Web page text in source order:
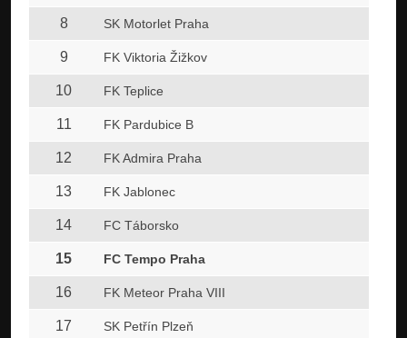
8 SK Motorlet Praha
9 FK Viktoria Žižkov
10 FK Teplice
11 FK Pardubice B
12 FK Admira Praha
13 FK Jablonec
14 FC Táborsko
15 FC Tempo Praha
16 FK Meteor Praha VIII
17 SK Petřín Plzeň